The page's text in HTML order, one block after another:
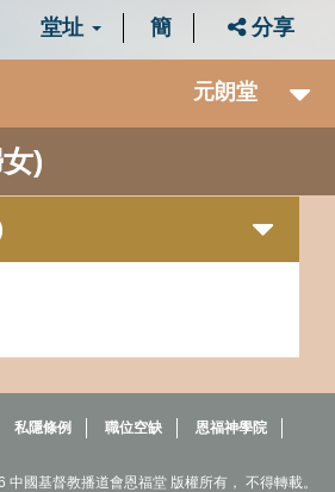
堂址 簡 分享
元朗堂
)
私隱條例 職位空缺
恩福神學院
中國基督教播道會恩福堂 版權所有， 不得轉載。